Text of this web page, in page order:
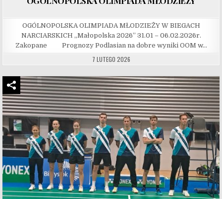
OGÓLNOPOLSKA OLIMPIADA MŁODZIEŻY W BIEGACH
NARCIARSKICH „Małopolska 2026” 31.01 – 06.02.2026r.
Zakopane Prognozy Podlasian na dobre wyniki OOM w…
7 LUTEGO 2026